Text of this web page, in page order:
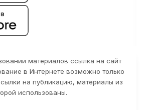
материалов ссылка на сайт
в Интернете возможно только
на публикацию, материалы из
использованы.